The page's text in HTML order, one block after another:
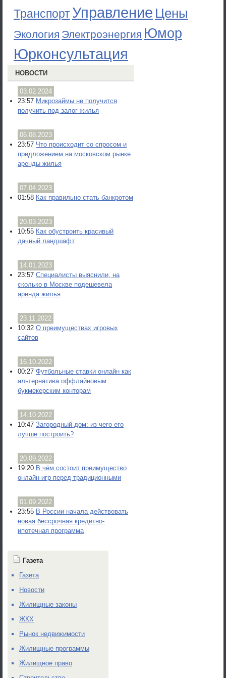
ТранспортУправление Цены
Экология Электроэнергия Юмор
Юрконсультация
НОВОСТИ
03.02.2024
23:57 Микрозаймы не получится
получить под залог жилья
06.08.2023
23:57 Что происходит со спросом и
предложением на московском рынке
аренды жилья
07.04.2023
01:58 Как правильно стать банкротом
20.03.2023
10:55 Как обустроить красивый
дачный ландшафт
14.01.2023
23:57 Специалисты выяснили, на
сколько в Москве подешевела
аренда жилья
23.11.2022
10:32 О преимуществах игровых
сайтов
16.10.2022
00:27 Футбольные ставки онлайн как
альтернатива оффлайновым
букмекерским конторам
14.10.2022
10:47 Загородный дом: из чего его
лучше построить?
20.09.2022
19:20 В чём состоит преимущество
онлайн-игр перед традиционными
01.09.2022
23:55 В России начала действовать
новая бессрочная кредитно-
ипотечная программа
Газета
Газета
Новости
Жилищные законы
ЖКХ
Рынок недвижимости
Жилищные программы
Жилищное право